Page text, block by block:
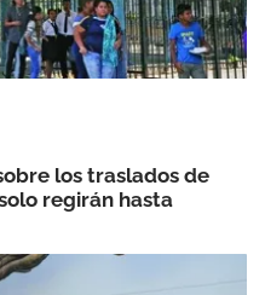
los traslados de
regirán hasta